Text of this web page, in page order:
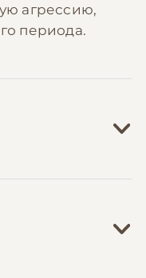
агрессию,
периода.
достаточно